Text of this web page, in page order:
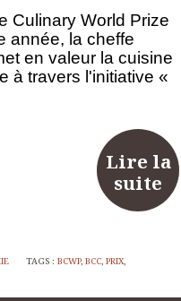
Culinary World Prize
année, la cheffe
en valeur la cuisine
à travers l'initiative «
Lire la
suite
TAGS :BCWP,BCC,PRIX,